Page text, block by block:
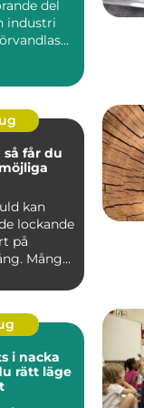
del
industri
kan
lockande
på
Många
i nacka
rätt läge